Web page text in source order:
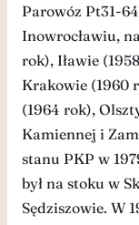
Parowóz Pt31-
Inowrocławiu,
rok), Iławie
Krakowie (1960
(1964 rok),
Kamiennej i
stanu PKP w
był na stoku w
Sędziszowie. W